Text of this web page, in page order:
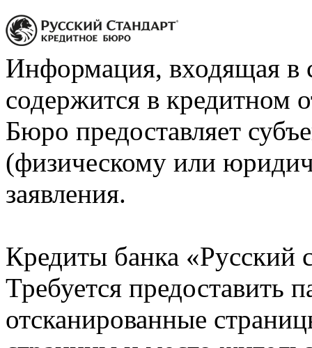
Информация, входящая в
содержится в кредитном
Бюро предоставляет
(физическому или
заявления.
Кредиты банка «Русский
Требуется предоставить
отсканированные